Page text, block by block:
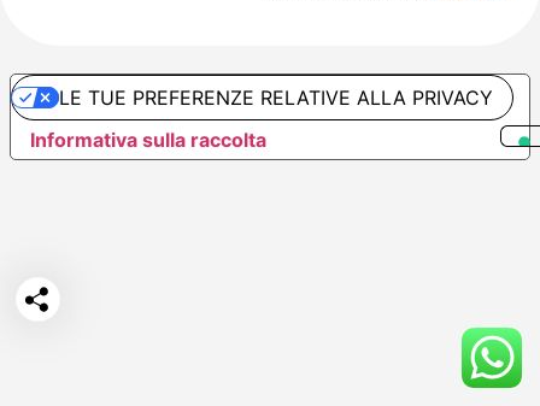
Informativa sulla raccolta
LE TUE PREFERENZE RELATIVE ALLA PRIVACY